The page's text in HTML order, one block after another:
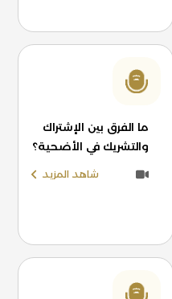
ما الفرق بين الإشتراك
والتشريك في الأضحية؟
شاهد المزيد